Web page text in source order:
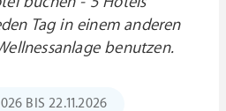
Tag in einem anderen
benutzen.
BIS 22.11.2026